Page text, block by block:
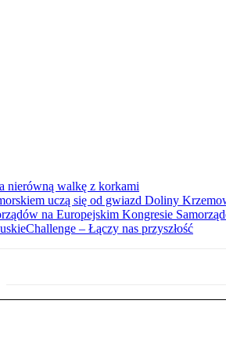
nierówną walkę z korkami
uczą się od gwiazd Doliny
na Europejskim Kongresie
– Łączy nas przyszłość